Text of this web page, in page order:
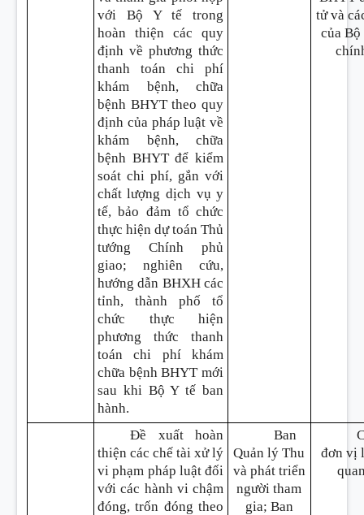
với Bộ Y tế trong
hoàn thiện các quy
định về phương thức
thanh toán chi phí
khám bệnh, chữa
bệnh BHYT theo quy
định của pháp luật về
khám bệnh, chữa
bệnh BHYT để kiểm
soát chi phí, gắn với
chất lượng dịch vụ y
tế, bảo đảm tổ chức
thực hiện dự toán Thủ
tướng Chính phủ
giao; nghiên cứu,
hướng dẫn BHXH các
tỉnh, thành phố tổ
chức thực hiện
phương thức thanh
toán chi phí khám
chữa bệnh BHYT mới
sau khi Bộ Y tế ban
hành.
tử và
của Bộ
Đề xuất hoàn
thiện các chế tài xử lý
vi phạm pháp luật đối
với các hành vi chậm
đóng, trốn đóng theo
Ban
Quản lý Thu
và phát triển
người tham
gia; Ban
đơn vị